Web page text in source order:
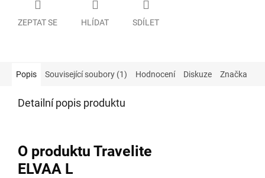
ZEPTAT SE HLÍDAT SDÍLET
Popis Související soubory (1) Hodnocení Diskuze Značka
Detailní popis produktu
O produktu Travelite
ELVAA L